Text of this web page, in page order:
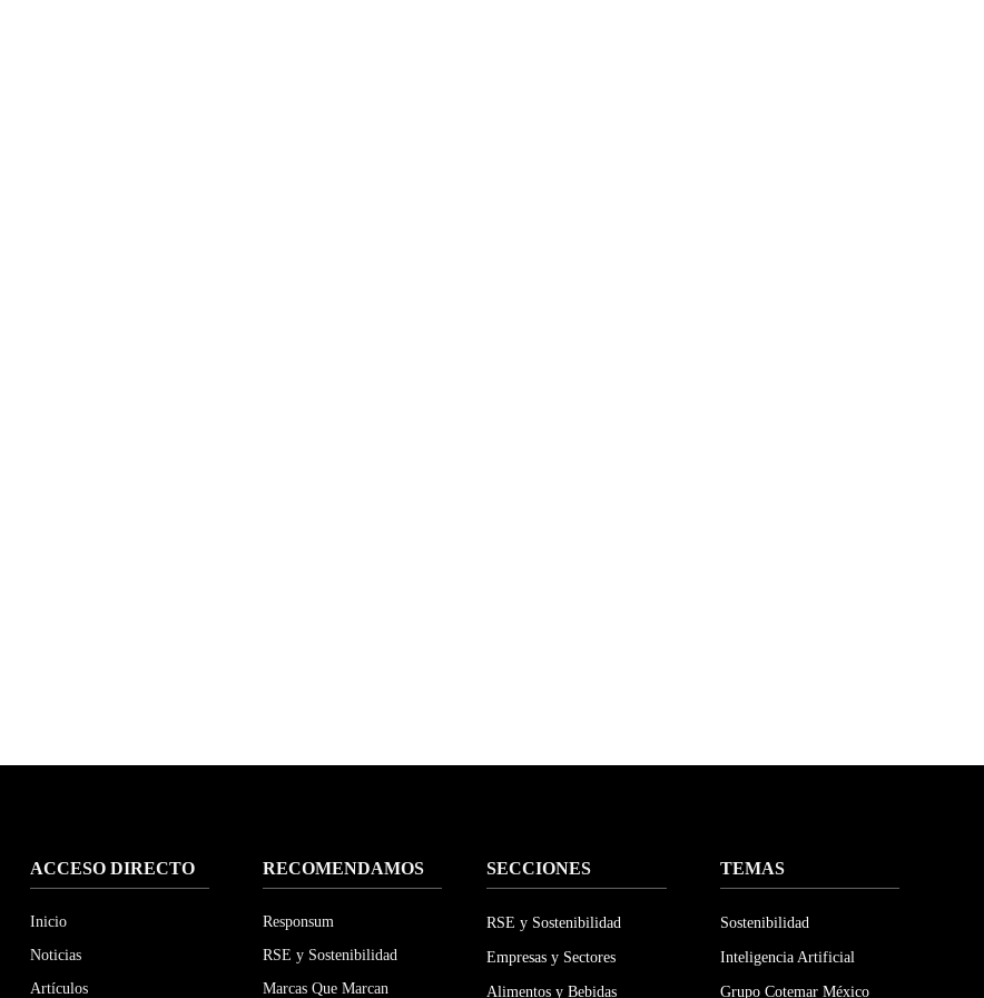
ACCESO DIRECTO
Inicio
Noticias
Artículos
RECOMENDAMOS
Responsum
RSE y Sostenibilidad
Marcas Que Marcan
SECCIONES
RSE y Sostenibilidad
Empresas y Sectores
Alimentos y Bebidas
TEMAS
Sostenibilidad
Inteligencia Artificial
Grupo Cotemar México